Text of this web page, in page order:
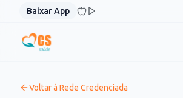
Pular para o conteúdo
Baixar App
Voltar à Rede Credenciada